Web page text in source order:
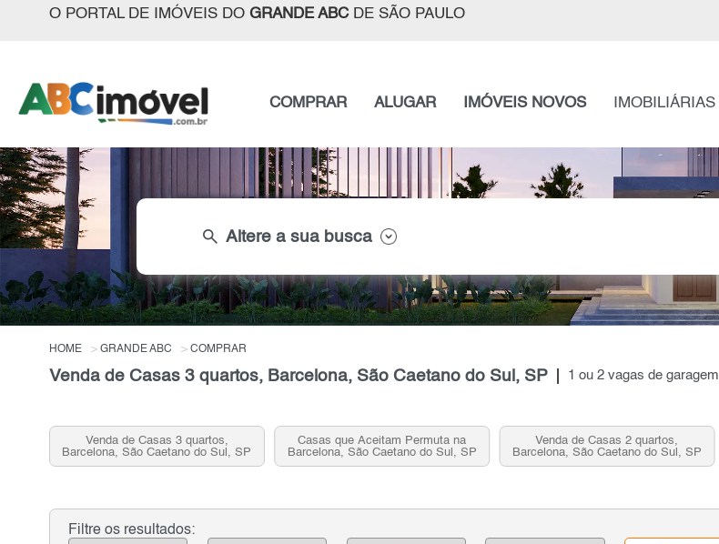
O PORTAL DE IMÓVEIS DO GRANDE ABCDE SÃO PAULO
COMPRAR ALUGAR IMÓVEIS NOVOS IMOBILIÁRIAS
search Altere a sua busca
HOME GRANDE ABC COMPRAR
Venda de Casas 3 quartos, Barcelona, São Caetano do Sul, SP 1 ou 2 vagas de garagem
Venda de Casas 3 quartos,
Barcelona, São Caetano do Sul, SP
Casas que Aceitam Permuta na
Barcelona, São Caetano do Sul, SP
Venda de Casas 2 quartos,
Barcelona, São Caetano do Sul, SP
Filtre os resultados: